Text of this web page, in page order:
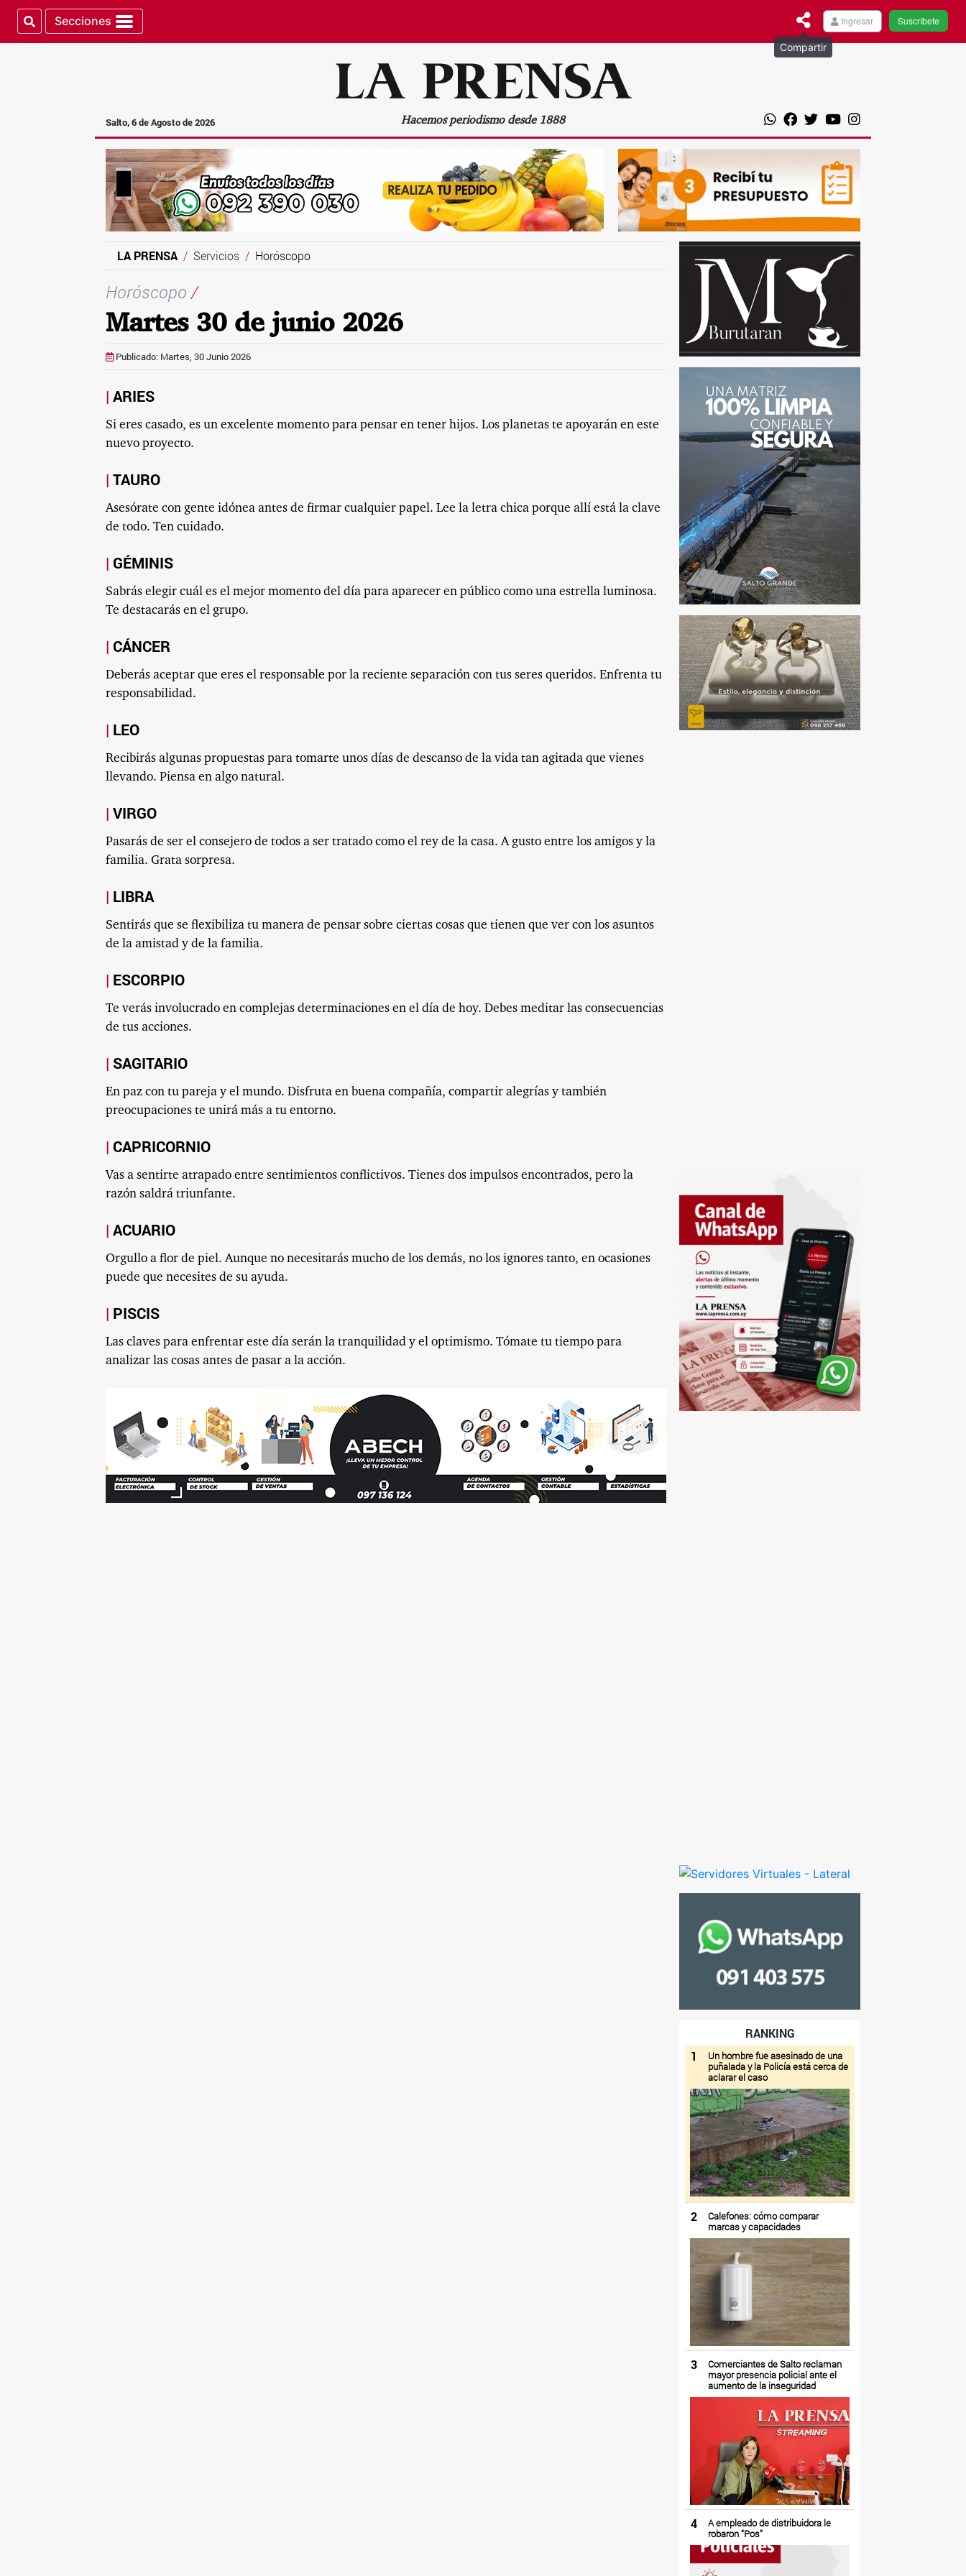
Secciones Suscríbete
Ingresar
Salto, 6 de Agosto de 2026 Hacemos periodismo desde 1888
LA PRENSA Servicios Horóscopo
Horóscopo/
Martes 30 de junio 2026
Publicado: Martes, 30 Junio 2026
ARIES
Si eres casado, es un excelente momento para pensar en tener hijos. Los planetas te apoyarán en este
nuevo proyecto.
TAURO
Asesórate con gente idónea antes de firmar cualquier papel. Lee la letra chica porque allí está la clave
de todo. Ten cuidado.
GÉMINIS
Sabrás elegir cuál es el mejor momento del día para aparecer en público como una estrella luminosa.
Te destacarás en el grupo.
CÁNCER
Deberás aceptar que eres el responsable por la reciente separación con tus seres queridos. Enfrenta tu
responsabilidad.
LEO
Recibirás algunas propuestas para tomarte unos días de descanso de la vida tan agitada que vienes
llevando. Piensa en algo natural.
VIRGO
Pasarás de ser el consejero de todos a ser tratado como el rey de la casa. A gusto entre los amigos y la
familia. Grata sorpresa.
LIBRA
Sentirás que se flexibiliza tu manera de pensar sobre ciertas cosas que tienen que ver con los asuntos
de la amistad y de la familia.
ESCORPIO
Te verás involucrado en complejas determinaciones en el día de hoy. Debes meditar las consecuencias
de tus acciones.
SAGITARIO
En paz con tu pareja y el mundo. Disfruta en buena compañía, compartir alegrías y también
preocupaciones te unirá más a tu entorno.
CAPRICORNIO
Vas a sentirte atrapado entre sentimientos conflictivos. Tienes dos impulsos encontrados, pero la
razón saldrá triunfante.
ACUARIO
Orgullo a flor de piel. Aunque no necesitarás mucho de los demás, no los ignores tanto, en ocasiones
puede que necesites de su ayuda.
PISCIS
Las claves para enfrentar este día serán la tranquilidad y el optimismo. Tómate tu tiempo para
analizar las cosas antes de pasar a la acción.
RANKING
1
Un hombre fue asesinado de una
puñalada y la Policía está cerca de
aclarar el caso
2
Calefones: cómo comparar
marcas y capacidades
3
Comerciantes de Salto reclaman
mayor presencia policial ante el
aumento de la inseguridad
4
A empleado de distribuidora le
robaron “Pos”
Compartir